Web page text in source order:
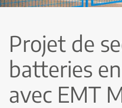
Projet de
batteries
avec EMT